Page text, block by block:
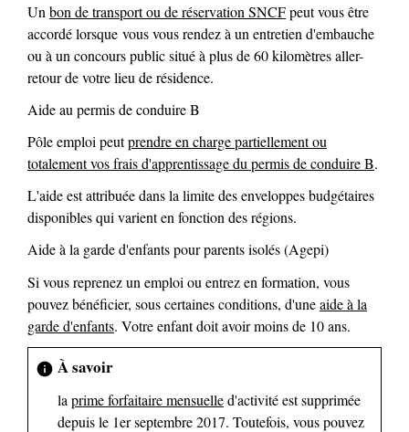
Un bon de transport ou de réservation SNCFpeut vous être
accordé lorsque vous vous rendez à un entretien d'embauche
ou à un concours public situé à plus de 60 kilomètres aller-
retour de votre lieu de résidence.
Aide au permis de conduire B
Pôle emploi peutprendre en charge partiellement ou
totalement vos frais d'apprentissage du permis de conduire B.
L'aide est attribuée dans la limite des enveloppes budgétaires
disponibles qui varient en fonction des régions.
Aide à la garde d'enfants pour parents isolés (Agepi)
Si vous reprenez un emploi ou entrez en formation, vous
pouvez bénéficier, sous certaines conditions, d'uneaide à la
garde d'enfants. Votre enfant doit avoir moins de 10 ans.
info À savoir
la prime forfaitaire mensuelled'activité est supprimée
depuis le 1erseptembre 2017. Toutefois, vous pouvez